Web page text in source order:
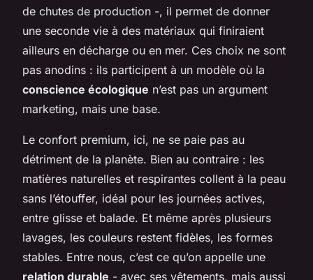
de chutes de production -, il permet de donner
une seconde vie à des matériaux qui finiraient
ailleurs en décharge ou en mer. Ces choix ne sont
pas anodins : ils participent à un modèle où la
conscience écologique n’est pas un argument
marketing, mais une base.
Le confort premium, ici, ne se paie pas au
détriment de la planète. Bien au contraire : les
matières naturelles et respirantes collent à la peau
sans l’étouffer, idéal pour les journées actives,
entre glisse et balade. Et même après plusieurs
lavages, les couleurs restent fidèles, les formes
stables. Entre nous, c’est ce qu’on appelle une
relation durable - avec ses vêtements, mais aussi